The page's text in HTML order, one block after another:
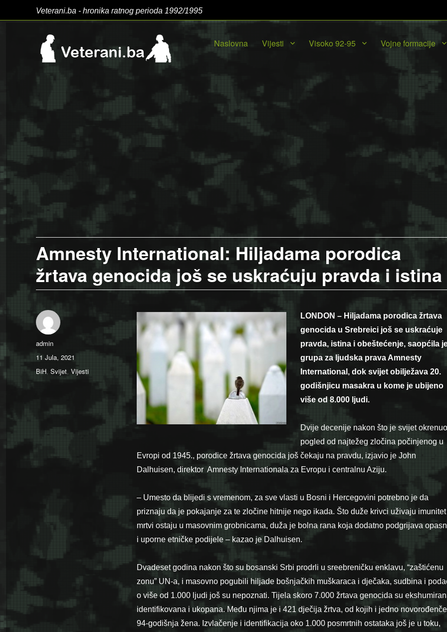
Veterani.ba - hronika ratnog perioda 1992/1995
Naslovna Vijesti Visoko 92-95 Vojne formacije
Amnesty International: Hiljadama porodica
žrtava genocida još se uskraćuju pravda i istina
LONDON – Hiljadama porodica žrtava
genocida u Srebreici još se uskraćuje
pravda, istina i obeštećenje, saopćila
grupa za ljudska prava Amnesty
International, dok svijet obilježava 20.
godišnjicu masakra u kome je ubijeno
više od 8.000 ljudi.
Dvije decenije nakon što je svijet okrenuo
pogled od najtežeg zločina počinjenog u
Evropi od 1945., porodice žrtava genocida još čekaju na pravdu, izjavio je John
Dalhuisen, direktor Amnesty Internationala za Evropu i centralnu Aziju.
– Umesto da blijedi s vremenom, za sve vlasti u Bosni i Hercegovini potrebno je da
priznaju da je pokajanje za te zločine hitnije nego ikada. Što duže krivci uživaju
mrtvi ostaju u masovnim grobnicama, duža je bolna rana koja dodatno podgrijava
i uporne etničke podijele – kazao je Dalhuisen.
Dvadeset godina nakon što su bosanski Srbi prodrli u sreebreničku enklavu, “zaštićenu
zonu” UN-a, i masovno pogubili hiljade bošnjačkih muškaraca i dječaka, sudbina i
o više od 1.000 ljudi još su nepoznati. Tijela skoro 7.000 žrtava genocida su
identifikovana i ukopana. Među njima je i 421 dječija žrtva, od kojih i jedno
94-godišnja žena. Izvlačenje i identifikacija oko 1.000 posmrtnih ostataka još je u toku,
Author
admin
Posted
on
11 Jula, 2021
Categories
BiH, Svijet, Vijesti